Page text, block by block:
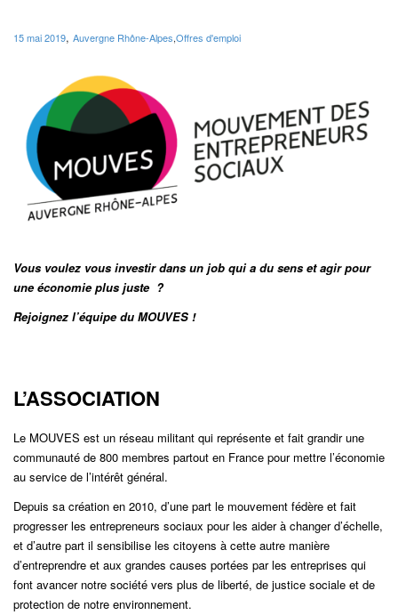
15 mai 2019, Auvergne Rhône-Alpes,Offres d'emploi
Vous voulez vous investir dans un job qui a du sens et agir pour
une économie plus juste ?
Rejoignez l’équipe du MOUVES !
L’ASSOCIATION
Le MOUVES est un réseau militant qui représente et fait grandir une
communauté de 800 membres partout en France pour mettre l’économie
au service de l’intérêt général.
Depuis sa création en 2010, d’une part le mouvement fédère et fait
progresser les entrepreneurs sociaux pour les aider à changer d’échelle,
et d’autre part il sensibilise les citoyens à cette autre manière
d’entreprendre et aux grandes causes portées par les entreprises qui
font avancer notre société vers plus de liberté, de justice sociale et de
protection de notre environnement.